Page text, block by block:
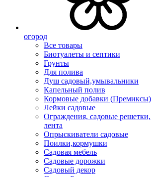
огород
Все товары
Биотуалеты и септики
Грунты
Для полива
Душ садовый,умывальники
Капельный полив
Кормовые добавки (Премиксы)
Лейки садовые
Ограждения, садовые
лента
Опрыскиватели садовые
Поилки,кормушки
Садовая мебель
Садовые дорожки
Садовый декор